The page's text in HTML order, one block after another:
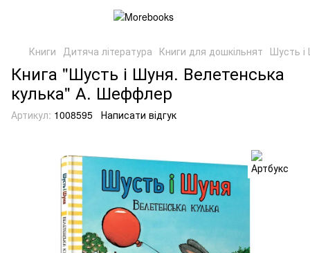
Книги Дитяча література Книги для дошкільнят Шусть і
Книга "Шусть і Шуня. Велетенська
кулька" А. Шеффлер
Артикул: 1008595 Написати відгук